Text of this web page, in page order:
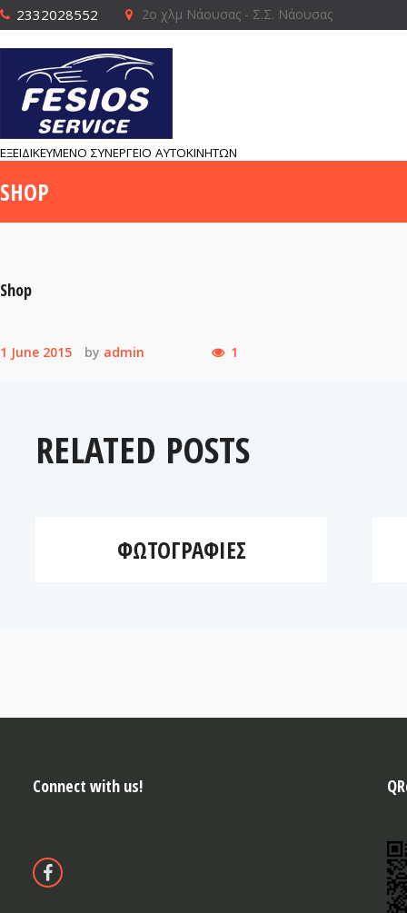
2332028552 2ο χλμ Νάουσας - Σ.Σ. Νάουσας
ΕΞΕΙΔΙΚΕΥΜΕΝΟ ΣΥΝΕΡΓΕΙΟ ΑΥΤΟΚΙΝΗΤΩΝ
SHOP
Shop
1 June 2015 by admin 1
RELATED POSTS
ΦΩΤΟΓΡΑΦΊΕΣ
Connect with us!